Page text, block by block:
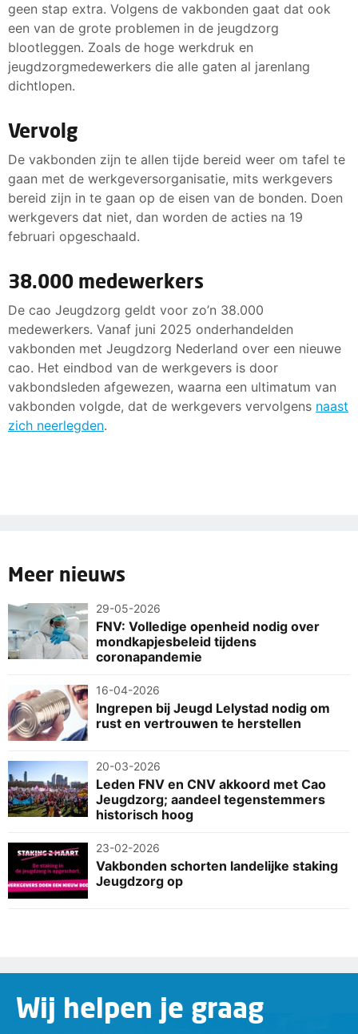
geen stap extra. Volgens de vakbonden gaat dat ook
een van de grote problemen in de jeugdzorg
blootleggen. Zoals de hoge werkdruk en
jeugdzorgmedewerkers die alle gaten al jarenlang
dichtlopen.
Vervolg
De vakbonden zijn te allen tijde bereid weer om tafel te
gaan met de werkgeversorganisatie, mits werkgevers
bereid zijn in te gaan op de eisen van de bonden. Doen
werkgevers dat niet, dan worden de acties na 19
februari opgeschaald.
38.000 medewerkers
De cao Jeugdzorg geldt voor zo’n 38.000
medewerkers. Vanaf juni 2025 onderhandelden
vakbonden met Jeugdzorg Nederland over een nieuwe
cao. Het eindbod van de werkgevers is door
vakbondsleden afgewezen, waarna een ultimatum van
vakbonden volgde, dat de werkgevers vervolgens naast
zich neerlegden.
Meer nieuws
29-05-2026
FNV: Volledige openheid nodig over
mondkapjesbeleid tijdens
coronapandemie
16-04-2026
Ingrepen bij Jeugd Lelystad nodig om
rust en vertrouwen te herstellen
20-03-2026
Leden FNV en CNV akkoord met Cao
Jeugdzorg; aandeel tegenstemmers
historisch hoog
23-02-2026
Vakbonden schorten landelijke staking
Jeugdzorg op
Wij helpen je graag